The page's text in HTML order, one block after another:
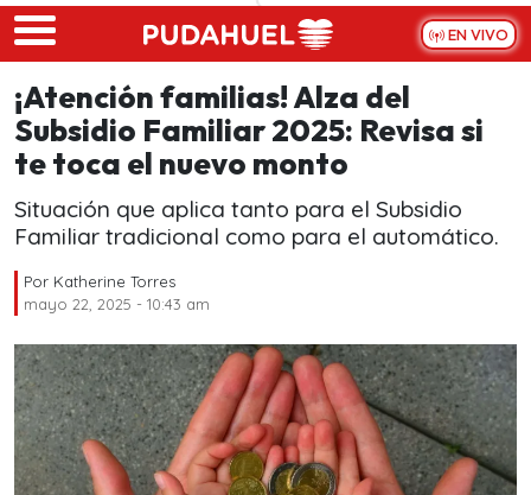
Skip to main content
EN VIVO
¡Atención familias! Alza del
Subsidio Familiar 2025: Revisa si
te toca el nuevo monto
Situación que aplica tanto para el Subsidio
Familiar tradicional como para el automático.
Por Katherine Torres
mayo 22, 2025 - 10:43 am